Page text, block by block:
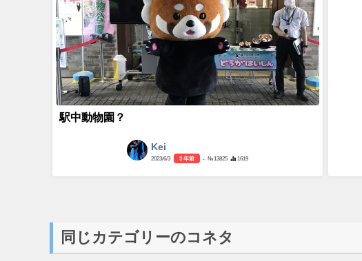
駅中動物園？
Kei
2023/6/3 3 年前 - №13825 1619
同じカテゴリーのコネタ